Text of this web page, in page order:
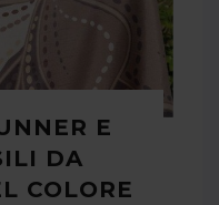
E
DA
COLORE